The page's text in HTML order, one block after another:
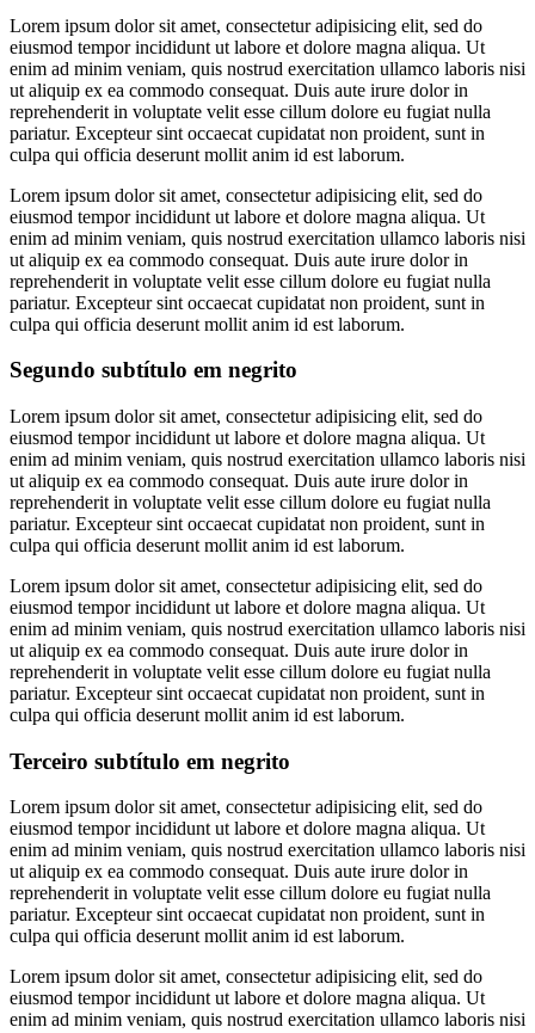
Lorem ipsum dolor sit amet, consectetur adipisicing elit, sed do
eiusmod tempor incididunt ut labore et dolore magna aliqua. Ut
enim ad minim veniam, quis nostrud exercitation ullamco laboris nisi
ut aliquip ex ea commodo consequat. Duis aute irure dolor in
reprehenderit in voluptate velit esse cillum dolore eu fugiat nulla
pariatur. Excepteur sint occaecat cupidatat non proident, sunt in
culpa qui officia deserunt mollit anim id est laborum.
Lorem ipsum dolor sit amet, consectetur adipisicing elit, sed do
eiusmod tempor incididunt ut labore et dolore magna aliqua. Ut
enim ad minim veniam, quis nostrud exercitation ullamco laboris nisi
ut aliquip ex ea commodo consequat. Duis aute irure dolor in
reprehenderit in voluptate velit esse cillum dolore eu fugiat nulla
pariatur. Excepteur sint occaecat cupidatat non proident, sunt in
culpa qui officia deserunt mollit anim id est laborum.
Segundo subtítulo em negrito
Lorem ipsum dolor sit amet, consectetur adipisicing elit, sed do
eiusmod tempor incididunt ut labore et dolore magna aliqua. Ut
enim ad minim veniam, quis nostrud exercitation ullamco laboris nisi
ut aliquip ex ea commodo consequat. Duis aute irure dolor in
reprehenderit in voluptate velit esse cillum dolore eu fugiat nulla
pariatur. Excepteur sint occaecat cupidatat non proident, sunt in
culpa qui officia deserunt mollit anim id est laborum.
Lorem ipsum dolor sit amet, consectetur adipisicing elit, sed do
eiusmod tempor incididunt ut labore et dolore magna aliqua. Ut
enim ad minim veniam, quis nostrud exercitation ullamco laboris nisi
ut aliquip ex ea commodo consequat. Duis aute irure dolor in
reprehenderit in voluptate velit esse cillum dolore eu fugiat nulla
pariatur. Excepteur sint occaecat cupidatat non proident, sunt in
culpa qui officia deserunt mollit anim id est laborum.
Terceiro subtítulo em negrito
Lorem ipsum dolor sit amet, consectetur adipisicing elit, sed do
eiusmod tempor incididunt ut labore et dolore magna aliqua. Ut
enim ad minim veniam, quis nostrud exercitation ullamco laboris nisi
ut aliquip ex ea commodo consequat. Duis aute irure dolor in
reprehenderit in voluptate velit esse cillum dolore eu fugiat nulla
pariatur. Excepteur sint occaecat cupidatat non proident, sunt in
culpa qui officia deserunt mollit anim id est laborum.
Lorem ipsum dolor sit amet, consectetur adipisicing elit, sed do
eiusmod tempor incididunt ut labore et dolore magna aliqua. Ut
enim ad minim veniam, quis nostrud exercitation ullamco laboris nisi